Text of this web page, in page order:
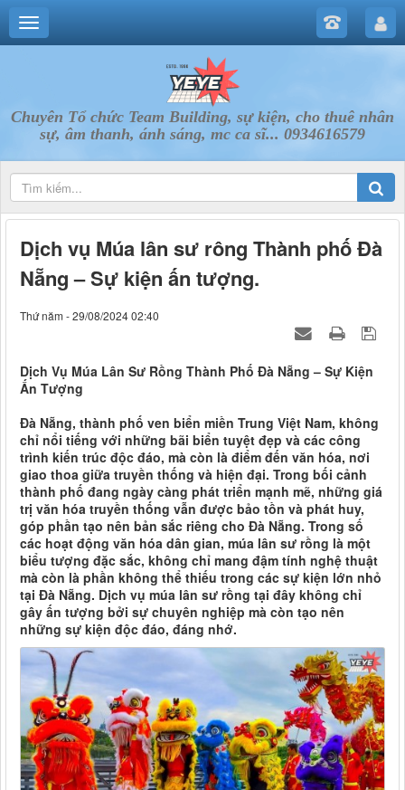
Chuyên Tổ chức Team Building, sự kiện, cho thuê nhân
sự, âm thanh, ánh sáng, mc ca sĩ... 0934616579
Dịch vụ Múa lân sư rông Thành phố Đà
Nẵng – Sự kiện ấn tượng.
Thứ năm - 29/08/2024 02:40
Dịch Vụ Múa Lân Sư Rồng Thành Phố Đà Nẵng – Sự Kiện
Ấn Tượng
Đà Nẵng, thành phố ven biển miền Trung Việt Nam, không
chỉ nổi tiếng với những bãi biển tuyệt đẹp và các công
trình kiến trúc độc đáo, mà còn là điểm đến văn hóa, nơi
giao thoa giữa truyền thống và hiện đại. Trong bối cảnh
thành phố đang ngày càng phát triển mạnh mẽ, những giá
trị văn hóa truyền thống vẫn được bảo tồn và phát huy,
góp phần tạo nên bản sắc riêng cho Đà Nẵng. Trong số
các hoạt động văn hóa dân gian, múa lân sư rồng là một
biểu tượng đặc sắc, không chỉ mang đậm tính nghệ thuật
mà còn là phần không thể thiếu trong các sự kiện lớn nhỏ
tại Đà Nẵng. Dịch vụ múa lân sư rồng tại đây không chỉ
gây ấn tượng bởi sự chuyên nghiệp mà còn tạo nên
những sự kiện độc đáo, đáng nhớ.